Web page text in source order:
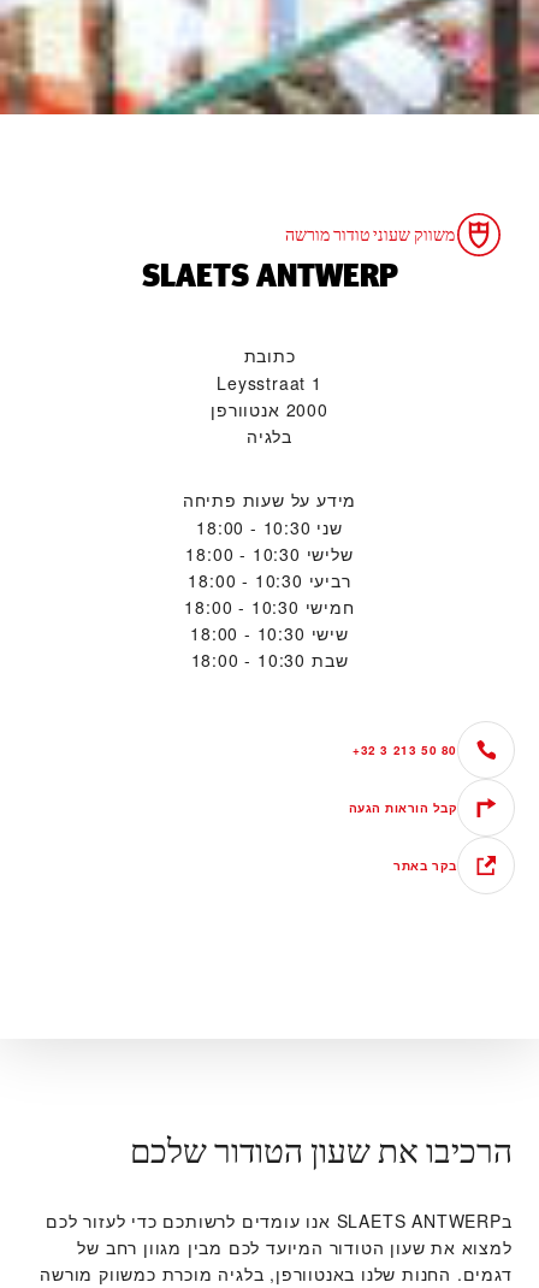
משווק שעוני טודור מורשה
‭SLAETS ANTWERP‬
כתובת
Leysstraat 1
2000 אנטוורפן
בלגיה
מידע על שעות פתיחה
שני 10:30 - 18:00
שלישי 10:30 - 18:00
רביעי 10:30 - 18:00
חמישי 10:30 - 18:00
שישי 10:30 - 18:00
שבת 10:30 - 18:00
+32 3 213 50 80
קבל הוראות הגעה
בקר באתר
הרכיבו את שעון הטודור שלכם
ב‭SLAETS ANTWERP‬ אנו עומדים לרשותכם כדי לעזור לכם
למצוא את שעון הטודור המיועד לכם מבין מגוון רחב של
דגמים. החנות שלנו באנטוורפן, בלגיה מוכרת כמשווק מורשה